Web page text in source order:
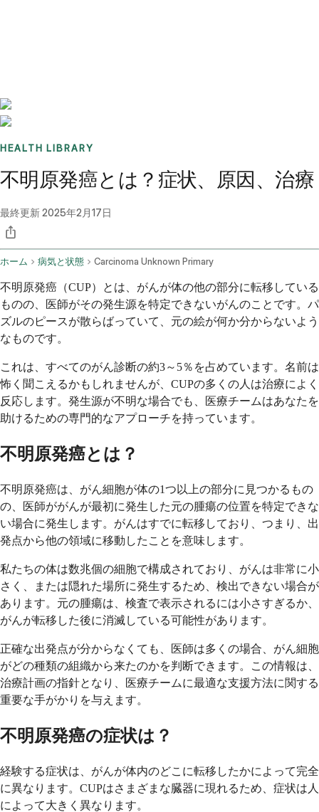
HEALTH LIBRARY
不明原発癌とは？症状、原因、治療
最終更新2025年2月17日
ホーム 病気と状態 Carcinoma Unknown Primary
不明原発癌（CUP）とは、がんが体の他の部分に転移している
ものの、医師がその発生源を特定できないがんのことです。パ
ズルのピースが散らばっていて、元の絵が何か分からないよう
なものです。
これは、すべてのがん診断の約3～5％を占めています。名前は
怖く聞こえるかもしれませんが、CUPの多くの人は治療によく
反応します。発生源が不明な場合でも、医療チームはあなたを
助けるための専門的なアプローチを持っています。
不明原発癌とは？
不明原発癌は、がん細胞が体の1つ以上の部分に見つかるもの
の、医師ががんが最初に発生した元の腫瘍の位置を特定できな
い場合に発生します。がんはすでに転移しており、つまり、出
発点から他の領域に移動したことを意味します。
私たちの体は数兆個の細胞で構成されており、がんは非常に小
さく、または隠れた場所に発生するため、検出できない場合が
あります。元の腫瘍は、検査で表示されるには小さすぎるか、
がんが転移した後に消滅している可能性があります。
正確な出発点が分からなくても、医師は多くの場合、がん細胞
がどの種類の組織から来たのかを判断できます。この情報は、
治療計画の指針となり、医療チームに最適な支援方法に関する
重要な手がかりを与えます。
不明原発癌の症状は？
経験する症状は、がんが体内のどこに転移したかによって完全
に異なります。CUPはさまざまな臓器に現れるため、症状は人
によって大きく異なります。